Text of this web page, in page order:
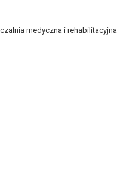
medyczna i